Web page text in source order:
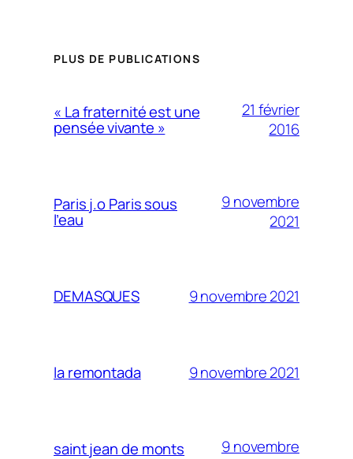
PLUS DE PUBLICATIONS
« La fraternité est une
pensée vivante »
21 février
2016
Paris j.o Paris sous
l’eau
9 novembre
2021
DEMASQUES 9 novembre 2021
la remontada 9 novembre 2021
saint jean de monts
9 novembre